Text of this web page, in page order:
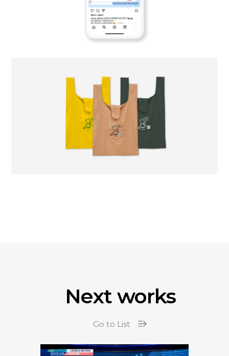
Next works
Go to List